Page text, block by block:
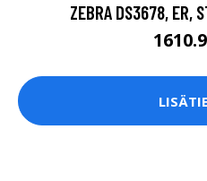
ZEBRA DS3678, ER,